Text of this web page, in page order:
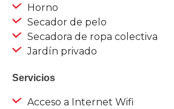
Horno
Secador de pelo
Secadora de ropa colectiva
Jardín privado
Servicios
Acceso a Internet Wifi